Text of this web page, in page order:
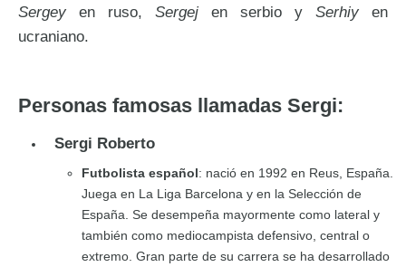
Sergey en ruso, Sergej en serbio y Serhiy en
ucraniano.
Personas famosas llamadas Sergi:
Sergi Roberto
Futbolista español: nació en 1992 en Reus, España.
Juega en La Liga Barcelona y en la Selección de
España. Se desempeña mayormente como lateral y
también como mediocampista defensivo, central o
extremo. Gran parte de su carrera se ha desarrollado